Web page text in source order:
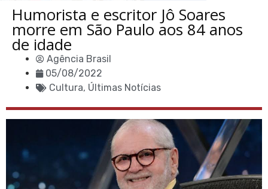
Humorista e escritor Jô Soares
morre em São Paulo aos 84 anos
de idade
Agência Brasil
05/08/2022
Cultura, Últimas Notícias